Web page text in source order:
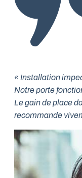
« Installation
Notre porte
Le gain de place
recommande